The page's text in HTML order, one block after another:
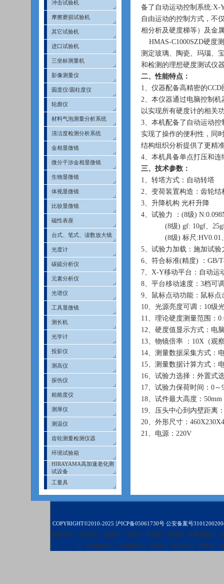
冲击试验机
摩擦磨损试验机
其它试验机
进口试验机
三坐标测量机
影像测量仪
圆度仪/圆柱度仪
轮廓仪
材料气泡测量分析系统
清洁度检测分析系统
金相显微镜
微分干涉金相显微镜
生物显微镜
体视显微镜
比较显微镜
磁性表座
台式、笔式、读数放大镜
光度计
碳硫分析仪
元素分析仪
光谱仪
工具显微镜
测长机
光学计
投影仪
测高仪
探伤仪
粗糙度仪
测厚仪
测温仪
齿轮测量检测仪器
环境试验箱
HIRAYAMA高加速老化测
试设备
工量具
备了自动运动控制系统:X-
自由运动的控制方式，不
相分析及硬度梯等）及金
HMAS-C1000SZD硬度
测定玻璃、陶瓷、玛瑙、
和检测的理想硬度测试仪
二、性能特点：
1、仪器配备高精密的
2、本仪器通过电脑控制
以实现所有硬度计的相关
3、本机配备了自动运动
实现了操作的便利性，同
结构组织分析提供了更精
4、本机具备单点打压和
三、技术参数：
1、转塔方式：自动转塔
2、变荷装置构造：齿轮结
3、升降机构 光杆升降
4、试验力 ：(8级)
(8级) gf: 10gf、25gf、
(8级) 标尺:HV0.01、
5、试验力加载：施加试验
6、符合标准(精度) ：GB/
7、X-Y移动平台：自动运
8、平台移动速度：3档可
9、鼠标点动功能：鼠标点
10、光源亮度可调：10级
11、理论硬度测量范围：
12、硬度值显示方式：电
13、物镜倍率 ：10X（观
14、测量数据采集方式：
15、测量数据计算方式：
16、试验力选择：外置式
17、试验力保荷时间：0
18、试件最大高度：50mm
19、压头中心到内壁距离
20、外形尺寸：
21、电源：220V
COPYRIGHT©2010-2025 沪ICP备05061730号 公安备案号
相切割机
自准直仪 硬度计 试验机 轮廓仪 显微镜 影像测量仪
仪
金相切割机 金相切割机 镶嵌机 自准直仪 显微镜